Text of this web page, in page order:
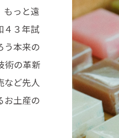
もっと遠
４３年試
う本来の
術の革新
など先人
お土産の